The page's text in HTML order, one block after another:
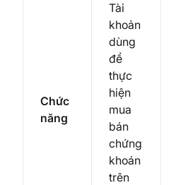
Chức
năng
Tài
khoản
dùng
để
thực
hiện
mua
bán
chứng
khoán
trên